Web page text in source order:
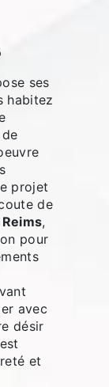
ses
habitez
projet
de
Reims,
pour
avec
désir
et